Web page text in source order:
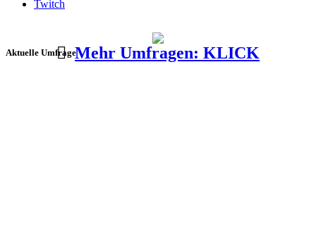
Twitch
Aktuelle UmfrageMehr Umfragen: KLICK